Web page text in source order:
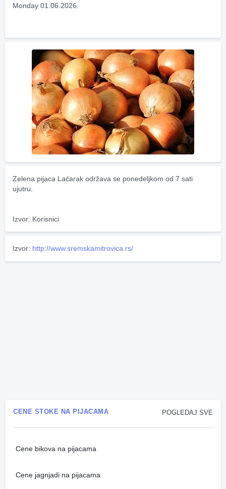
Monday 01.06.2026.
Zelena pijaca Laćarak održava se ponedeljkom od 7 sati
ujutru.
Izvor: Korisnici
Izvor: http://www.sremskamitrovica.rs/
POGLEDAJ SVE
CENE STOKE NA PIJACAMA
Cene bikova na pijacama
Cene jagnjadi na pijacama